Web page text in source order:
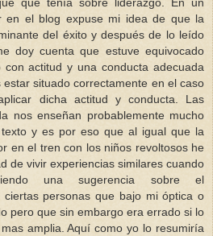
en el blog expuse mi idea de que la
del éxito y después de lo leído
doy cuenta que estuve equivocado
actitud y una conducta adecuada
situado correctamente en el caso
dicha actitud y conducta. Las
nos enseñan probablemente mucho
y es por eso que al igual que la
en el tren con los niños revoltosos he
de vivir experiencias similares cuando
una sugerencia sobre el
ciertas personas que bajo mi óptica o
pero que sin embargo era errado si lo
amplia. Aquí como yo lo resumiría